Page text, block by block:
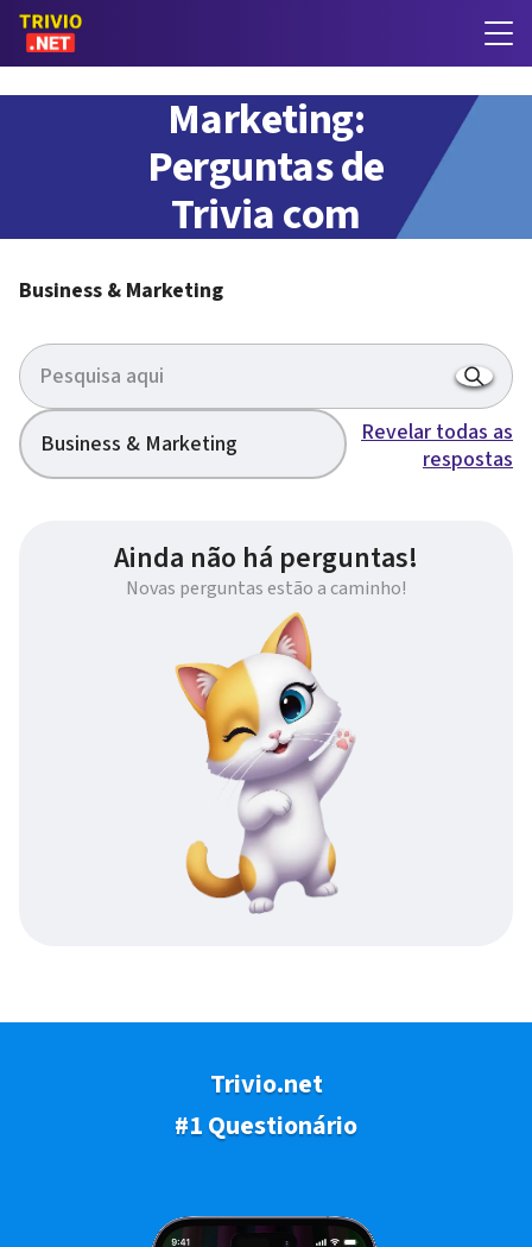
Business &
Marketing:
Perguntas de
Trivia com
Business & Marketing
Business & Marketing
Revelar todas as
respostas
Ainda não há perguntas!
Novas perguntas estão a caminho!
Trivio.net
#1 Questionário